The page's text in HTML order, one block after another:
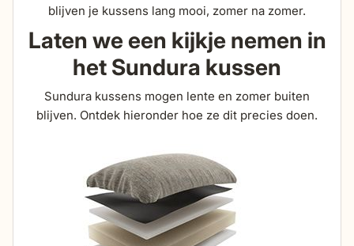
dikte zitkussens 25 cm
blijven je kussens lang mooi, zomer na zomer.
Laten we een kijkje nemen in
het Sundura kussen
Sundura kussens mogen lente en zomer buiten
blijven. Ontdek hieronder hoe ze dit precies doen.